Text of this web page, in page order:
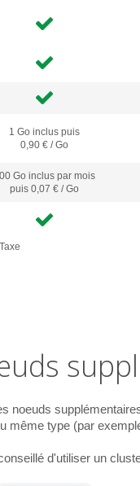
1 Go inclus puis
0,90 € / Go
Go incluspar mois
puis 0,07 € / Go
noeuds
même type (par
d'utiliser un